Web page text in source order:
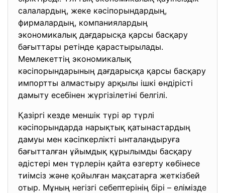
салалардың, жеке кәсіпорындардың,
фирмалардың, компаниялардың
экономикалық дағдарысқа қарсы басқару
бағыттары ретінде қарастырылады.
Мемлекеттің экономикалық
кәсіпорындарының дағдарысқа қарсы басқару
импортты алмастыру арқылы ішкі өндірісті
дамыту есебінен жүргізілетіні белгілі.
Қазіргі кезде меншік түрі әр түрлі
кәсіпорындарда нарықтық қатынастардың
дамуы мен кәсіпкерлікті ынталандыруға
бағытталған ұйымдық құрылымды басқару
әдістері мен түрлерін қайта өзгерту көбінесе
тиімсіз және қойылған мақсатарға жеткізбей
отыр. Мұның негізгі себептерінің бірі – елімізде